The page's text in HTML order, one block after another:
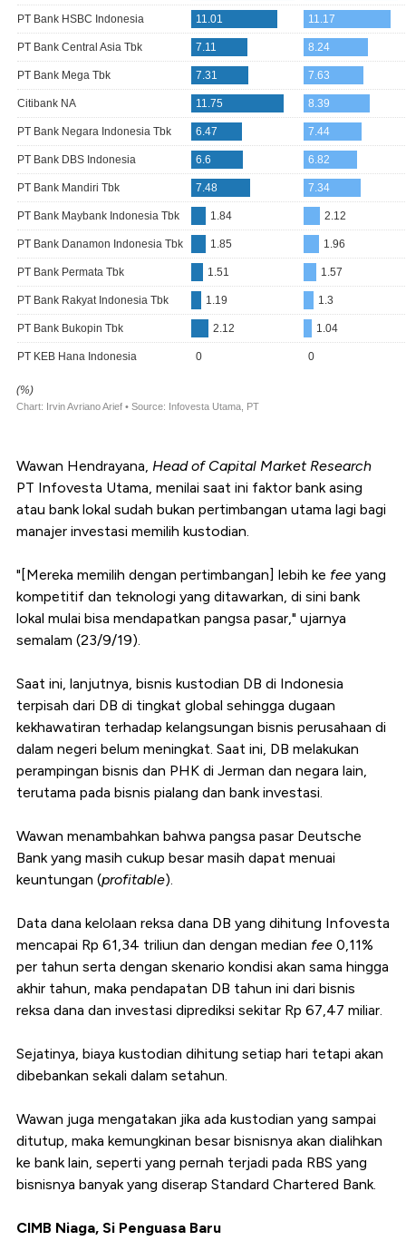
Wawan Hendrayana, Head of Capital Market Research
PT Infovesta Utama, menilai saat ini faktor bank asing
atau bank lokal sudah bukan pertimbangan utama lagi bagi
manajer investasi memilih kustodian.
"[Mereka memilih dengan pertimbangan] lebih ke fee yang
kompetitif dan teknologi yang ditawarkan, di sini bank
lokal mulai bisa mendapatkan pangsa pasar," ujarnya
semalam (23/9/19).
Saat ini, lanjutnya, bisnis kustodian DB di Indonesia
terpisah dari DB di tingkat global sehingga dugaan
kekhawatiran terhadap kelangsungan bisnis perusahaan di
dalam negeri belum meningkat. Saat ini, DB melakukan
perampingan bisnis dan PHK di Jerman dan negara lain,
terutama pada bisnis pialang dan bank investasi.
Wawan menambahkan bahwa pangsa pasar Deutsche
Bank yang masih cukup besar masih dapat menuai
keuntungan (profitable).
Data dana kelolaan reksa dana DB yang dihitung Infovesta
mencapai Rp 61,34 triliun dan dengan median fee 0,11%
per tahun serta dengan skenario kondisi akan sama hingga
akhir tahun, maka pendapatan DB tahun ini dari bisnis
reksa dana dan investasi diprediksi sekitar Rp 67,47 miliar.
Sejatinya, biaya kustodian dihitung setiap hari tetapi akan
dibebankan sekali dalam setahun.
Wawan juga mengatakan jika ada kustodian yang sampai
ditutup, maka kemungkinan besar bisnisnya akan dialihkan
ke bank lain, seperti yang pernah terjadi pada RBS yang
bisnisnya banyak yang diserap Standard Chartered Bank.
CIMB Niaga, Si Penguasa Baru